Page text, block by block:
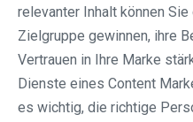
relevanter Inhalt können
Zielgruppe gewinnen, ihre
Vertrauen in Ihre Marke
Dienste eines Content
es wichtig, die richtige